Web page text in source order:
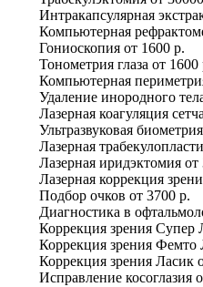
Интракапсулярная
Компьютерная
Гониоскопия от 1600 р.
Тонометрия глаза от 1600
Компьютерная
Удаление инородного
Лазерная коагуляция
Ультразвуковая биометрия
Лазерная
Лазерная иридэктомия от
Лазерная коррекция
Подбор очков от 3700 р.
Диагностика в
Коррекция зрения Супер
Коррекция зрения Фемто
Коррекция зрения Ласик
Исправление косоглазия